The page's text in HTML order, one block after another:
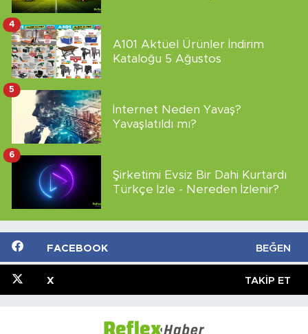
A101 Aktüel Ürünler İndirim
Kataloğu 5 Ağustos
4
İnternet Neden Yavaş?
Yavaşlatıldı mı?
5
Şirketimi Evsiz Bir Dahi Kurtardı
Türkçe İzle - Nereden İzlenir?
6
FACEBOOK BEĞEN
X TAKIP ET